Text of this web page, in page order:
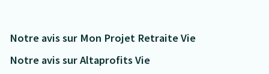
Notre avis sur Mon Projet Retraite Vie
Notre avis sur Altaprofits Vie